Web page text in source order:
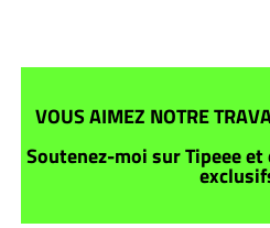
VOUS AIMEZ NOTRE
Soutenez-moi sur Tipeee